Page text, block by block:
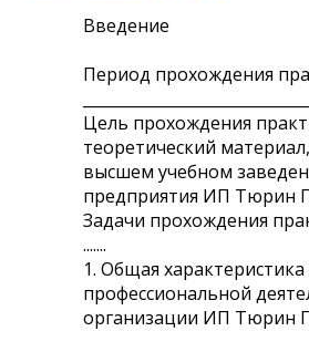
Введение
Период прохождения
Цель прохождения
теоретический
высшем учебном
предприятия ИП Тюрин
Задачи прохождения
.......
1. Общая
профессиональной
организации ИП Тюрин